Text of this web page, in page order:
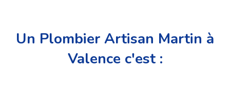
Un Plombier Artisan Martin à
Valence c'est :